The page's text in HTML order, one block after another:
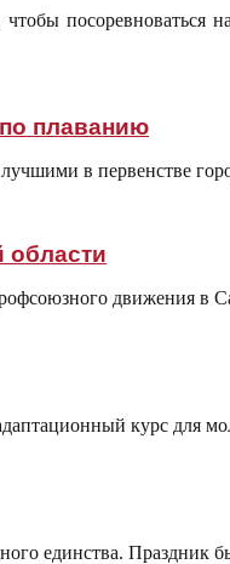
посоревноваться
плаванию
в первенстве
движения в
курс для
единства. Праздник